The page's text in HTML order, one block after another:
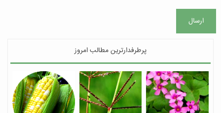
ارسال
پرطرفدارترین مطالب امروز